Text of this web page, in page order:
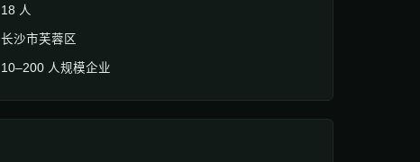
18 人
长沙市芙蓉区
10–200 人规模企业